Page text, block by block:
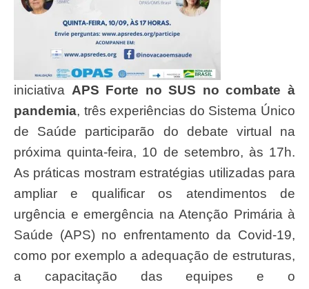
iniciativa APS Forte no SUS no combate à
pandemia, três experiências do Sistema Único
de Saúde participarão do debate virtual na
próxima quinta-feira, 10 de setembro, às 17h.
As práticas mostram estratégias utilizadas para
ampliar e qualificar os atendimentos de
urgência e emergência na Atenção Primária à
Saúde (APS) no enfrentamento da Covid-19,
como por exemplo a adequação de estruturas,
a capacitação das equipes e o